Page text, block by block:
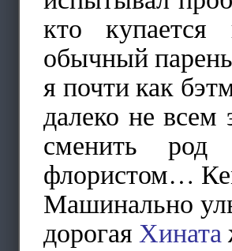
кто купается
обычный
я почти как
далеко не всем
сменить род
флористом…
Машинально
дорогаяХината